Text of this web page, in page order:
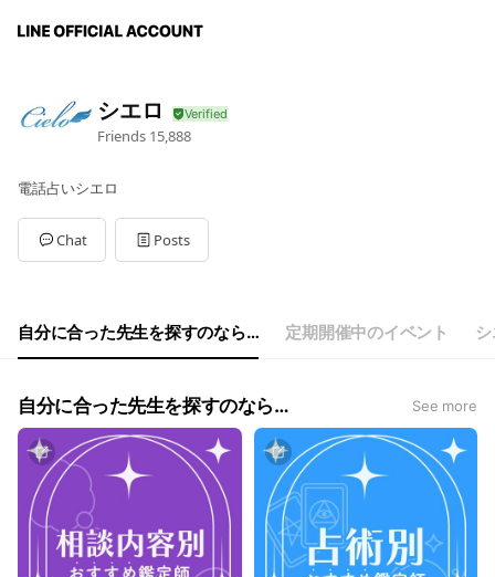
シエロ
Friends 15,888
電話占いシエロ
Chat Posts
自分に合った先生を探すのなら… 定期開催中のイベント
自分に合った先生を探すのなら… See more